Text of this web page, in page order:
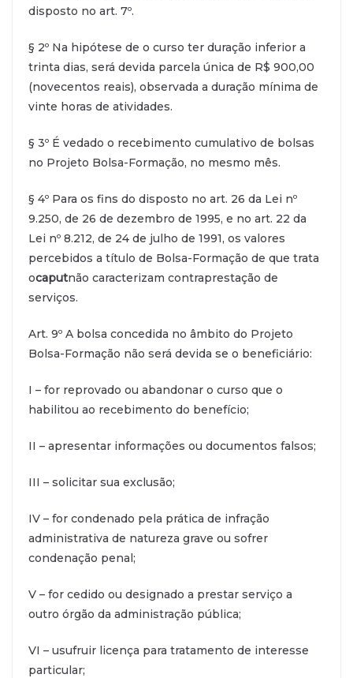
disposto no art. 7º.
§ 2º Na hipótese de o curso ter duração inferior a
trinta dias, será devida parcela única de R$ 900,00
(novecentos reais), observada a duração mínima de
vinte horas de atividades.
§ 3º É vedado o recebimento cumulativo de bolsas
no Projeto Bolsa-Formação, no mesmo mês.
§ 4º Para os fins do disposto no art. 26 da Lei nº
9.250, de 26 de dezembro de 1995, e no art. 22 da
Lei nº 8.212, de 24 de julho de 1991, os valores
percebidos a título de Bolsa-Formação de que trata
ocaputnão caracterizam contraprestação de
serviços.
Art. 9º A bolsa concedida no âmbito do Projeto
Bolsa-Formação não será devida se o beneficiário:
I – for reprovado ou abandonar o curso que o
habilitou ao recebimento do benefício;
II – apresentar informações ou documentos falsos;
III – solicitar sua exclusão;
IV – for condenado pela prática de infração
administrativa de natureza grave ou sofrer
condenação penal;
V – for cedido ou designado a prestar serviço a
outro órgão da administração pública;
VI – usufruir licença para tratamento de interesse
particular;